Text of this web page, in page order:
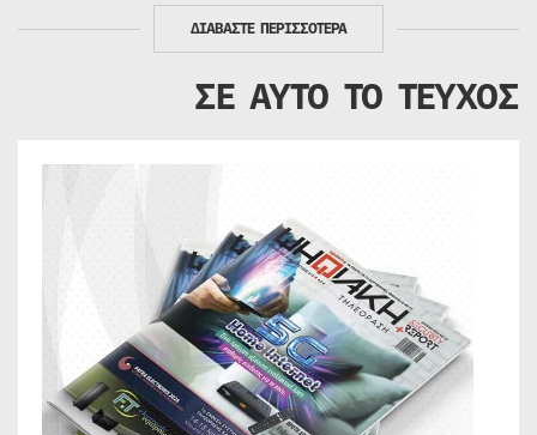
ΔΙΑΒΑΣΤΕ ΠΕΡΙΣΣΟΤΕΡΑ
ΣΕ ΑΥΤΟ ΤΟ ΤΕΥΧΟΣ